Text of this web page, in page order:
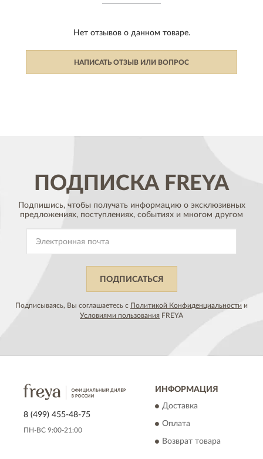
Нет отзывов о данном товаре.
НАПИСАТЬ ОТЗЫВ ИЛИ ВОПРОС
ПОДПИСКА FREYA
Подпишись, чтобы получать информацию о эксклюзивных
предложениях, поступлениях, событиях и многом другом
ПОДПИСАТЬСЯ
Подписываясь, Вы соглашаетесь с Политикой Конфиденциальности и
Условиями пользования FREYA
8 (499) 455-48-75
ПН-ВС 9:00-21:00
ИНФОРМАЦИЯ
Доставка
Оплата
Возврат товара